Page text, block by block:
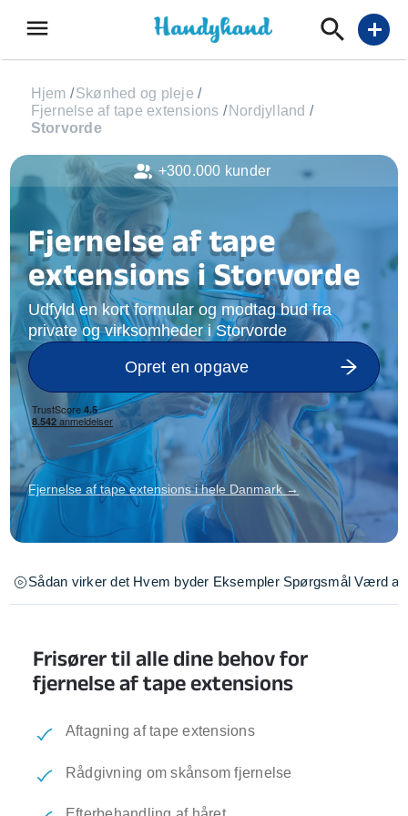
menu add
Hjem /Skønhed og pleje /
Fjernelse af tape extensions / Nordjylland /
Storvorde
Fjernelse af tape
extensions i Storvorde
Udfyld en kort formular og modtag bud fra
private og virksomheder i Storvorde
Opret en opgave
Fjernelse af tape extensions i hele Danmark →
Sådan virker det Hvem byder Eksempler Spørgsmål Værd at
Frisører til alle dine behov for
fjernelse af tape extensions
Aftagning af tape extensions
Rådgivning om skånsom fjernelse
+300.000 kunder